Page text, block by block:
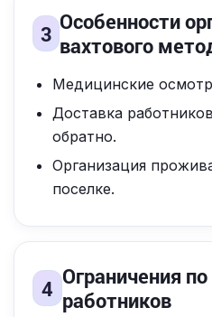
3 Особенности
вахтового
Медицинские
Доставка
обратно.
Организация
поселке.
4 Ограничения
работников